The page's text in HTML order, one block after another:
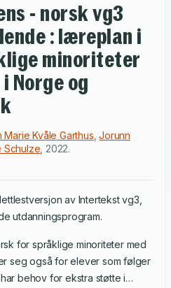
- norsk vg3
: læreplan i
minoriteter
Norge og
Marie Kvåle Garthus ,Jorunn
Schulze 2022.
av Intertekst vg3,
utdanningsprogram.
for språklige minoriteter med
seg også for elever som følger
behov for ekstra støtte i